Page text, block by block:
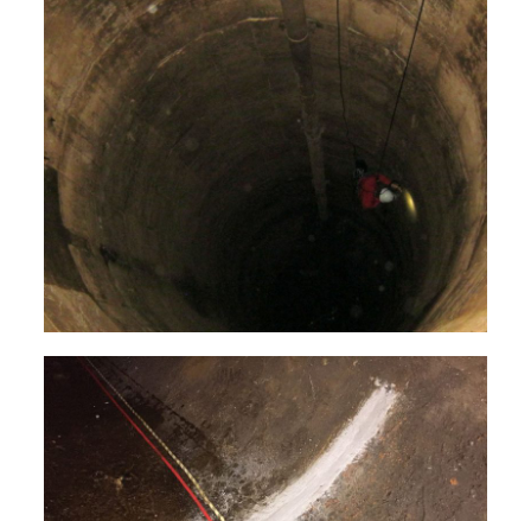
Visites d’ouvrages
Réparation des bétons